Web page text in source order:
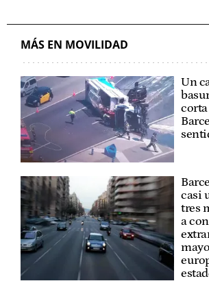
MÁS EN MOVILIDAD
Un
corta
casi
tres
a